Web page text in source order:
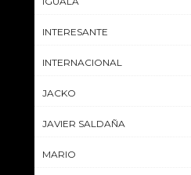
INTERESANTE
INTERNACIONAL
JACKO
JAVIER SALDAÑA
MARIO